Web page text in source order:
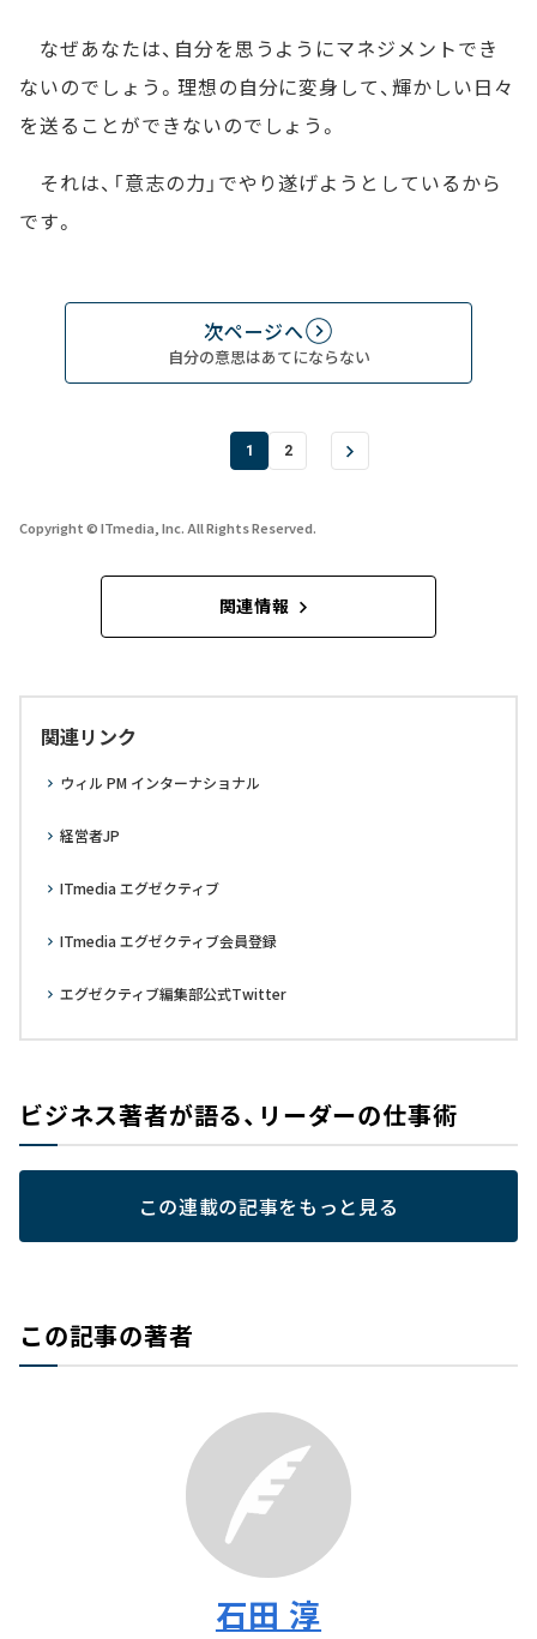
なぜあなたは、自分を思うようにマネジメントでき
ないのでしょう。理想の自分に変身して、輝かしい日々
を送ることができないのでしょう。
それは、「意志の力」でやり遂げようとしているから
です。
次ページへ
自分の意思はあてにならない
1 2
Copyright © ITmedia, Inc. All Rights Reserved.
関連情報
関連リンク
ウィル PM インターナショナル
経営者JP
ITmedia エグゼクティブ
ITmedia エグゼクティブ会員登録
エグゼクティブ編集部公式Twitter
ビジネス著者が語る、リーダーの仕事術
この連載の記事をもっと見る
この記事の著者
石田 淳